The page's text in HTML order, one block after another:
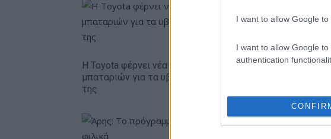
I want to allow Google
I want to allow Google
authentication
Η Toyota φέρνει νέα γενιά
μπαταριών για τα υβριδικά
της
Σε κινεζική… πολιορκία